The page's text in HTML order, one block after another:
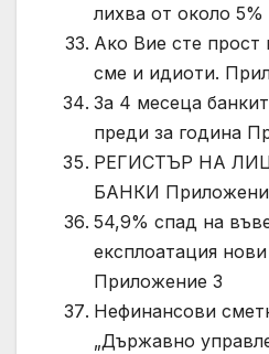
лихва от около
Ако Вие сте прост
сме и идиоти.
За 4 месеца
преди за година
РЕГИСТЪР НА
БАНКИ
54,9% спад на
експлоатация
Приложение 3
Нефинансови
„Държавно